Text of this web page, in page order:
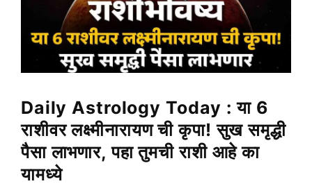
Daily Astrology Today : या 6
राशीवर लक्ष्मीनारायण ची कृपा! सुख समृद्धी
पैसा लाभणार, पहा तुमची राशी आहे का
यामध्ये